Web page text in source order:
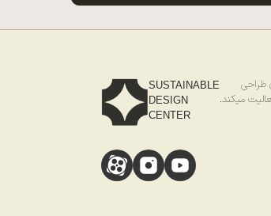
میکند.
SUSTAINABLE
DESIGN
CENTER